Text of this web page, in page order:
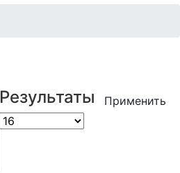
Результаты Применить